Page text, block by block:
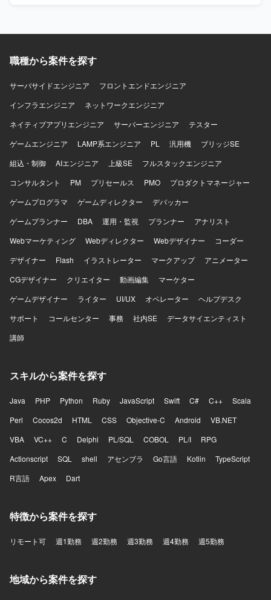
力や品質向上の経験を積むことができます。 【開発環境】
トエンド開発を行っていただきます。アーキテクチャとし
となります。
職種から案件を探す
サーバサイドエンジニア
フロントエンドエンジニア
インフラエンジニア
ネットワークエンジニア
ネイティブアプリエンジニア
サーバーエンジニア
テスター
ゲームエンジニア
LAMP系エンジニア PL 汎用機
ブリッジSE
組込・制御
AIエンジニア 上級SE
フルスタックエンジニア
コンサルタント
PM プリセールス PMO
プロダクトマネージャー
ゲームプログラマ
ゲームディレクター
デバッカー
ゲームプランナー
DBA 運用・監視 プランナー
アナリスト
Webマーケティング
Webディレクター Webデザイナー
コーダー
デザイナー
Flash イラストレーター マークアップ
アニメーター
CGデザイナー
クリエイター 動画編集
マーケター
ゲームデザイナー
ライター UI/UX オペレーター
ヘルプデスク
サポート
コールセンター 事務 社内SE
データサイエンティスト
講師
スキルから案件を探す
Java PHP Python Ruby JavaScript Swift C# C++
Scala
Perl
Cocos2d HTML CSS Objective-C Android
VB.NET
VBA
VC++ C Delphi PL/SQL COBOL PL/I
RPG
Actionscript
SQL shell アセンブラ Go言語 Kotlin
TypeScript
R言語
Apex Dart
特徴から案件を探す
リモート可 週1勤務 週2勤務 週3勤務 週4勤務 週5勤務
地域から案件を探す